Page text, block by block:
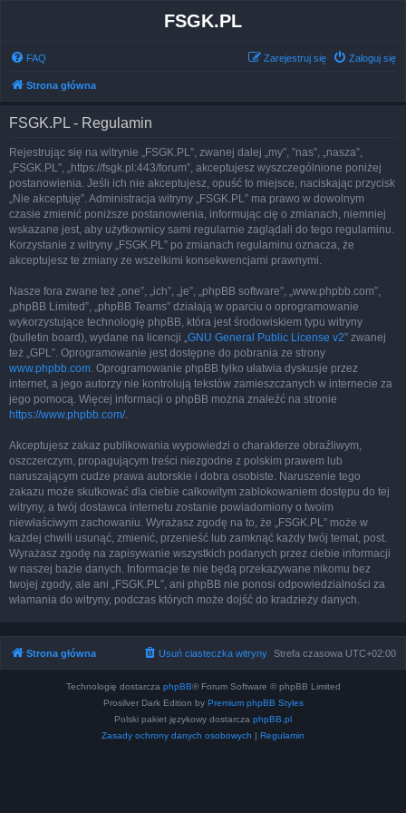
FSGK.PL
FAQ Zaloguj się
Zarejestruj się
Strona główna
FSGK.PL - Regulamin
Rejestrując się na witrynie „FSGK.PL”, zwanej dalej „my”, ”nas”, „nasza”,
„FSGK.PL”, „https://fsgk.pl:443/forum”, akceptujesz wyszczególnione poniżej
postanowienia. Jeśli ich nie akceptujesz, opuść to miejsce, naciskając przycisk
„Nie akceptuję”. Administracja witryny „FSGK.PL” ma prawo w dowolnym
czasie zmienić poniższe postanowienia, informując cię o zmianach, niemniej
wskazane jest, aby użytkownicy sami regularnie zaglądali do tego regulaminu.
Korzystanie z witryny „FSGK.PL” po zmianach regulaminu oznacza, że
akceptujesz te zmiany ze wszelkimi konsekwencjami prawnymi.
Nasze fora zwane też „one”, „ich”, „je”, „phpBB software”, „www.phpbb.com”,
„phpBB Limited”, „phpBB Teams” działają w oparciu o oprogramowanie
wykorzystujące technologię phpBB, która jest środowiskiem typu witryny
(bulletin board), wydane na licencji „GNU General Public License v2” zwanej
też „GPL”. Oprogramowanie jest dostępne do pobrania ze strony
www.phpbb.com. Oprogramowanie phpBB tylko ułatwia dyskusje przez
internet, a jego autorzy nie kontrolują tekstów zamieszczanych w internecie za
jego pomocą. Więcej informacji o phpBB można znaleźć na stronie
https://www.phpbb.com/.
Akceptujesz zakaz publikowania wypowiedzi o charakterze obraźliwym,
oszczerczym, propagującym treści niezgodne z polskim prawem lub
naruszającym cudze prawa autorskie i dobra osobiste. Naruszenie tego
zakazu może skutkować dla ciebie całkowitym zablokowaniem dostępu do tej
witryny, a twój dostawca internetu zostanie powiadomiony o twoim
niewłaściwym zachowaniu. Wyrażasz zgodę na to, że „FSGK.PL” może w
każdej chwili usunąć, zmienić, przenieść lub zamknąć każdy twój temat, post.
Wyrażasz zgodę na zapisywanie wszystkich podanych przez ciebie informacji
w naszej bazie danych. Informacje te nie będą przekazywane nikomu bez
twojej zgody, ale ani „FSGK.PL”, ani phpBB nie ponosi odpowiedzialności za
włamania do witryny, podczas których może dojść do kradzieży danych.
Strona główna Strefa czasowa UTC+02:00
Usuń ciasteczka witryny
Technologię dostarcza phpBB® Forum Software © phpBB Limited
Prosilver Dark Edition by Premium phpBB Styles
Polski pakiet językowy dostarcza phpBB.pl
Zasady ochrony danych osobowych | Regulamin